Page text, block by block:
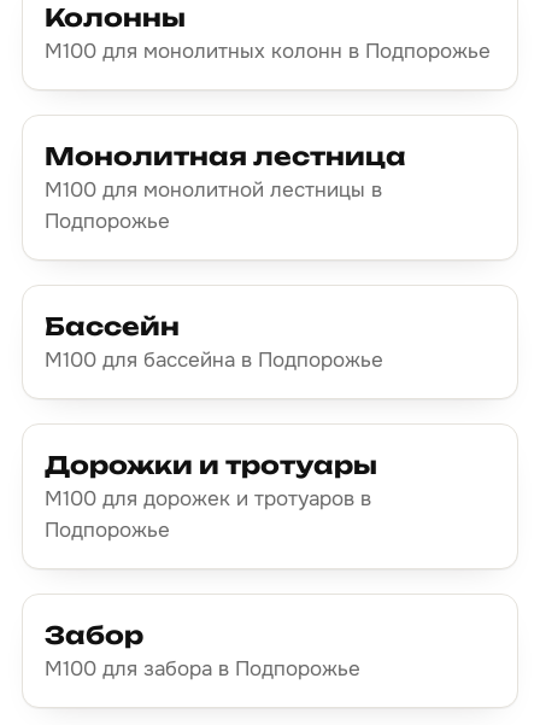
Колонны
М100 для монолитных колонн в Подпорожье
Монолитная лестница
М100 для монолитной лестницы в
Подпорожье
Бассейн
М100 для бассейна в Подпорожье
Дорожки и тротуары
М100 для дорожек и тротуаров в
Подпорожье
Забор
М100 для забора в Подпорожье